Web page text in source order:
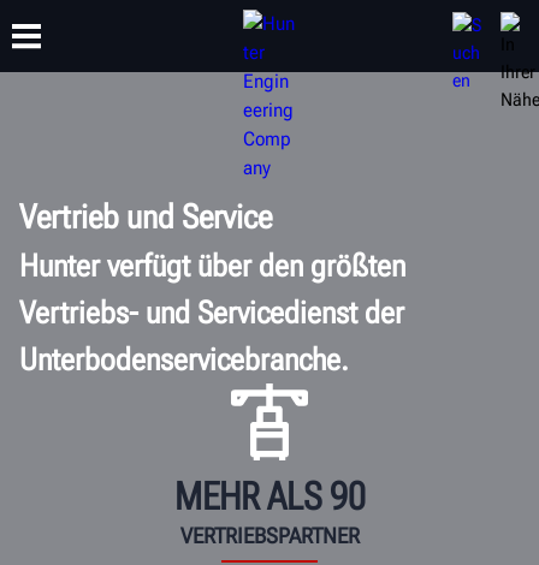
SCHULUNG
Vertrieb und Service
Hunter verfügt über den größten
Vertriebs- und Servicedienst der
Unterbodenservicebranche.
MEHR ALS 90
VERTRIEBSPARTNER